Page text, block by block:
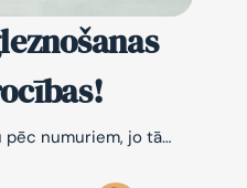
pēc numuriem, jo tā…